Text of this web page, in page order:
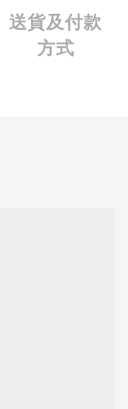
送貨及付款
方式